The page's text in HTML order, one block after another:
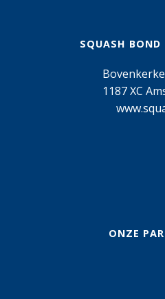
SQUASH BOND
1187 XC
ONZE